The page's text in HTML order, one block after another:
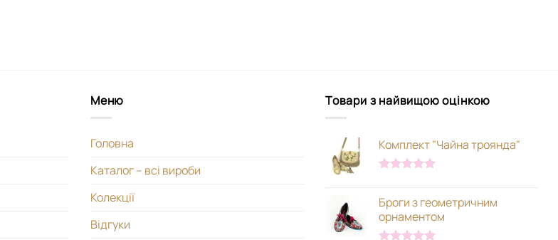
Меню
Головна
Каталог – всі вироби
Колекції
Відгуки
Товари з найвищою оцінкою
Комплект "Чайна троянда"
Броги з геометричним
орнаментом